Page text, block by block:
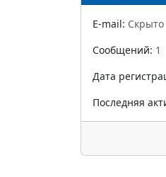
E-mail: Скрыто
Сообщений: 1
Дата
Последняя